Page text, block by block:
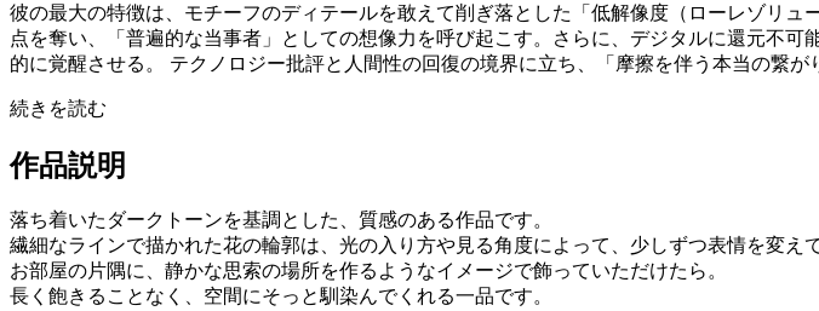
彼の最大の特徴は、モチーフのディテールを敢えて削ぎ落とした「低解像度（ローレゾリ
点を奪い、「普遍的な当事者」としての想像力を呼び起こす。さらに、デジタルに還元不
的に覚醒させる。 テクノロジー批評と人間性の回復の境界に立ち、「摩擦を伴う本当の繋
続きを読む
作品説明
落ち着いたダークトーンを基調とした、質感のある作品です。
繊細なラインで描かれた花の輪郭は、光の入り方や見る角度によって、少しずつ表情を変え
お部屋の片隅に、静かな思索の場所を作るようなイメージで飾っていただけたら。
長く飽きることなく、空間にそっと馴染んでくれる一品です。